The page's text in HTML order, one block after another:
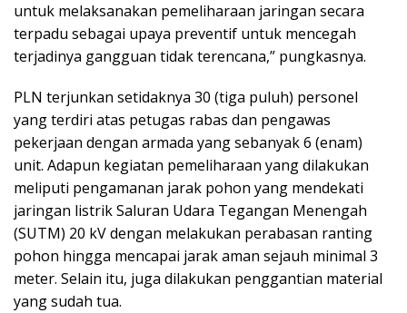
untuk melaksanakan pemeliharaan jaringan secara
terpadu sebagai upaya preventif untuk mencegah
terjadinya gangguan tidak terencana,” pungkasnya.
PLN terjunkan setidaknya 30 (tiga puluh) personel
yang terdiri atas petugas rabas dan pengawas
pekerjaan dengan armada yang sebanyak 6 (enam)
unit. Adapun kegiatan pemeliharaan yang dilakukan
meliputi pengamanan jarak pohon yang mendekati
jaringan listrik Saluran Udara Tegangan Menengah
(SUTM) 20 kV dengan melakukan perabasan ranting
pohon hingga mencapai jarak aman sejauh minimal 3
meter. Selain itu, juga dilakukan penggantian material
yang sudah tua.